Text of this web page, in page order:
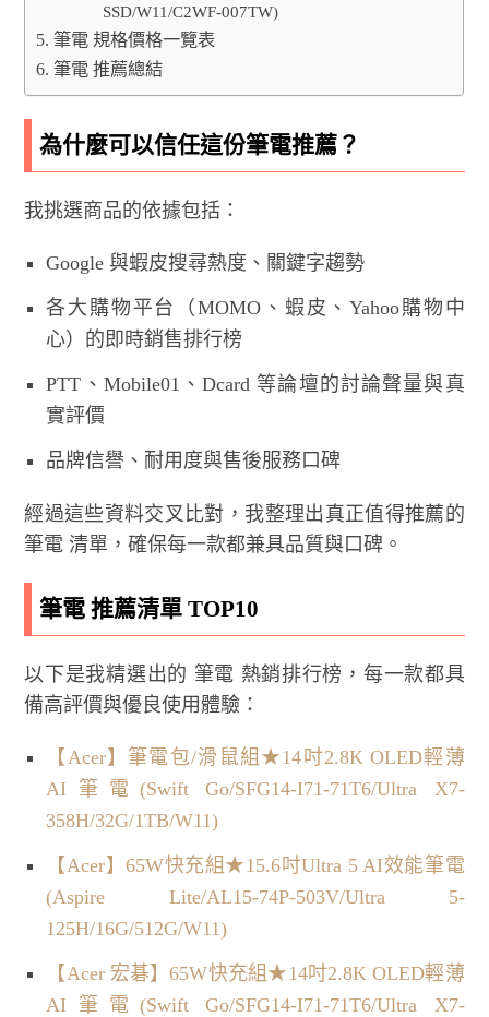
SSD/W11/C2WF-007TW)
筆電 規格價格一覽表
筆電 推薦總結
為什麼可以信任這份筆電推薦？
我挑選商品的依據包括：
Google 與蝦皮搜尋熱度、關鍵字趨勢
各大購物平台（MOMO、蝦皮、Yahoo購物中
心）的即時銷售排行榜
PTT、Mobile01、Dcard 等論壇的討論聲量與真
實評價
品牌信譽、耐用度與售後服務口碑
經過這些資料交叉比對，我整理出真正值得推薦的
筆電 清單，確保每一款都兼具品質與口碑。
筆電 推薦清單 TOP10
以下是我精選出的 筆電 熱銷排行榜，每一款都具
備高評價與優良使用體驗：
【Acer】筆電包/滑鼠組★14吋2.8K OLED輕薄
AI筆電(Swift Go/SFG14-I71-71T6/Ultra X7-
358H/32G/1TB/W11)
【Acer】65W快充組★15.6吋Ultra 5 AI效能筆電
(Aspire Lite/AL15-74P-503V/Ultra 5-
125H/16G/512G/W11)
【Acer 宏碁】65W快充組★14吋2.8K OLED輕薄
AI筆電(Swift Go/SFG14-I71-71T6/Ultra X7-